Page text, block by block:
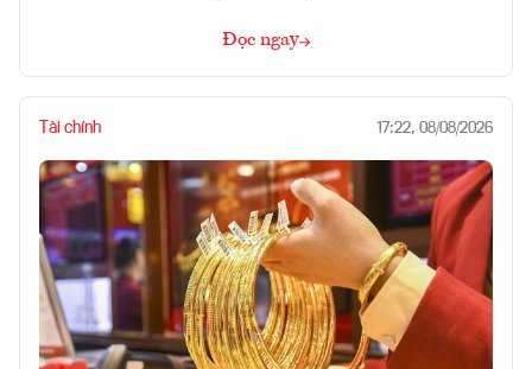
Đọc ngay
Tài chính 17:22, 08/08/2026